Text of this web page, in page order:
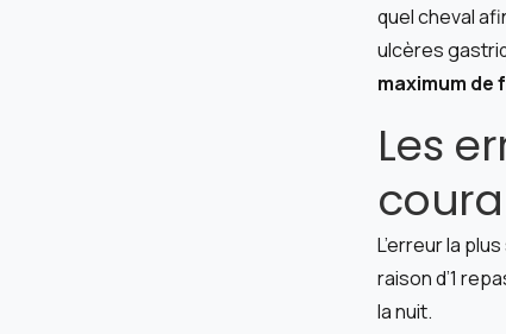
quel cheval
ulcères
maximum de
Les
L’erreur la
raison d’1
la nuit.